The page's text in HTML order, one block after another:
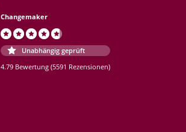
Changemaker
Unabhängig geprüft
4.79 Bewertung (5591 Rezensionen)